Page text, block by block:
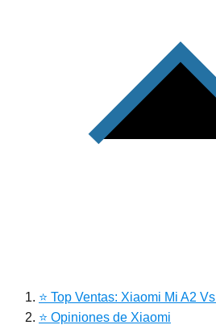
⭐ Top Ventas: Xiaomi Mi A2
⭐ Opiniones de Xiaomi